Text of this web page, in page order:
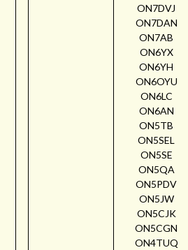
ON7DVJ
ON7DAN
ON7AB
ON6YX
ON6YH
ON6OYU
ON6LC
ON6AN
ON5TB
ON5SEL
ON5SE
ON5QA
ON5PDV
ON5JW
ON5CJK
ON5CGN
ON4TUQ